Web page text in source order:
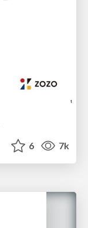
6 7k